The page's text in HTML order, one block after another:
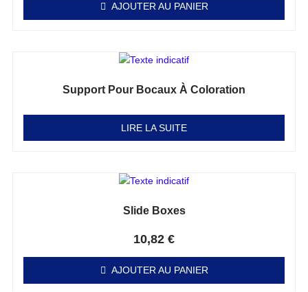
AJOUTER AU PANIER
Support Pour Bocaux À Coloration
LIRE LA SUITE
Slide Boxes
10,82 €
AJOUTER AU PANIER